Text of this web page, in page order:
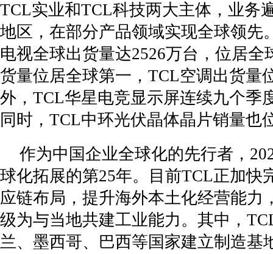
TCL实业和TCL科技两大主体，业务
地区，在部分产品领域实现全球领先
电视全球出货量达2526万台，位居全
货量位居全球第一，TCL空调出货量
外，TCL华星电竞显示屏连续九个季
同时，TCL中环光伏晶体晶片销量也
作为中国企业全球化的先行者，
球化拓展的第25年。目前TCL正加快
应链布局，提升海外本土化经营能力
级为与当地共建工业能力。其中，
兰、墨西哥、巴西等国家建立制造基